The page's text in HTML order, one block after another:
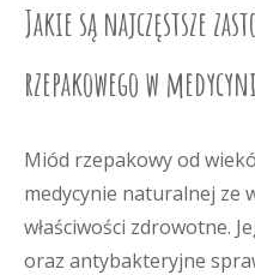
Jakie są najczęstsze
rzepakowego w
Miód rzepakowy od
medycynie naturalnej ze
właściwości zdrowotne.
oraz antybakteryjne